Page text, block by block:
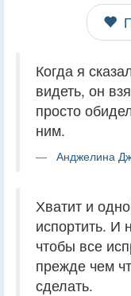
Когда я
видеть, он
просто
ним.
Анджелина
Хватит и
испортить. И
чтобы все
прежде чем
сделать.